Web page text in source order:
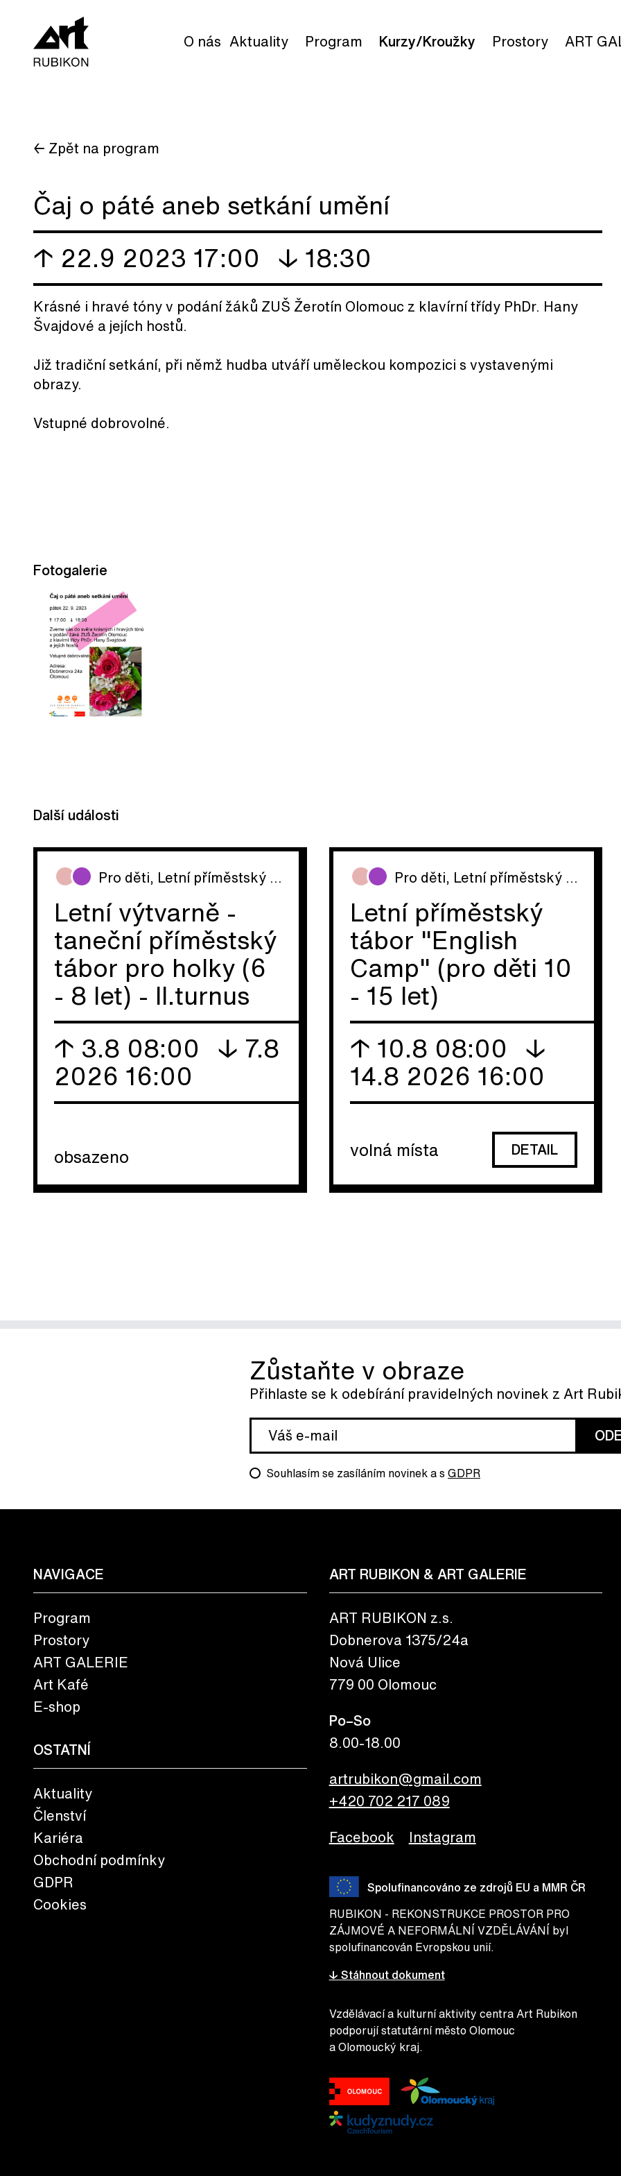
O nás Aktuality Program Kurzy/Kroužky Prostory ART
← Zpět na program
Čaj o páté aneb setkání umění
↑ 22.9 2023 17:00 ↓ 18:30
Krásné i hravé tóny v podání žáků ZUŠ Žerotín Olomouc z klavírní třídy PhDr. Hany
Švajdové a jejích hostů.
Již tradiční setkání, při němž hudba utváří uměleckou kompozici s vystavenými
obrazy.
Vstupné dobrovolné.
Fotogalerie
Další události
Pro děti, Letní příměstský tábor
Letní výtvarně -
taneční příměstský
tábor pro holky (6
- 8 let) - II.turnus
↑ 3.8 08:00
↓ 7.8
2026 16:00
obsazeno
Pro děti, Letní příměstský tábor
Letní příměstský
tábor "English
Camp" (pro děti 10
- 15 let)
↑ 10.8 08:00
↓
14.8 2026 16:00
volná místa DETAIL
Zůstaňte v obraze
Přihlaste se k odebírání pravidelných novinek z Art
Souhlasím se zasíláním novinek a s GDPR
NAVIGACE
Program
Prostory
ART GALERIE
Art Kafé
E-shop
OSTATNÍ
Aktuality
Členství
Kariéra
Obchodní podmínky
GDPR
Cookies
ART RUBIKON & ART GALERIE
ART RUBIKON z.s.
Dobnerova 1375/24a
Nová Ulice
779 00 Olomouc
Po–So
8.00-18.00
artrubikon@gmail.com
+420 702 217 089
Facebook Instagram
Spolufinancováno ze zdrojů EU a MMR ČR
RUBIKON - REKONSTRUKCE PROSTOR PRO
ZÁJMOVÉ A NEFORMÁLNÍ VZDĚLÁVÁNÍ byl
spolufinancován Evropskou unií.
↓ Stáhnout dokument
Vzdělávací a kulturní aktivity centra Art Rubikon
podporují statutární město Olomouc
a Olomoucký kraj.